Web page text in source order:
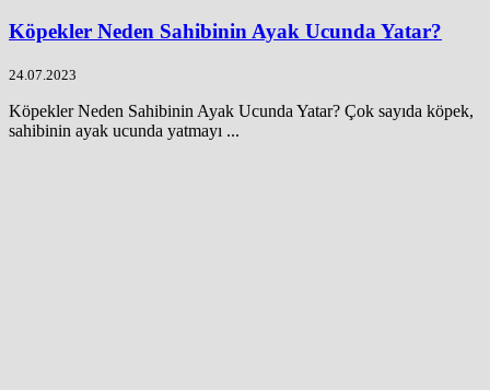
Köpekler Neden Sahibinin Ayak Ucunda Yatar?
24.07.2023
Köpekler Neden Sahibinin Ayak Ucunda Yatar? Çok sayıda köpek,
sahibinin ayak ucunda yatmayı ...